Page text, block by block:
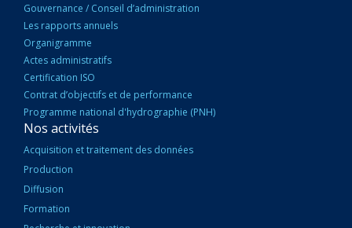
Gouvernance / Conseil d’administration
Les rapports annuels
Organigramme
Actes administratifs
Certification ISO
Contrat d’objectifs et de performance
Programme national d'hydrographie (PNH)
Nos activités
Acquisition et traitement des données
Production
Diffusion
Formation